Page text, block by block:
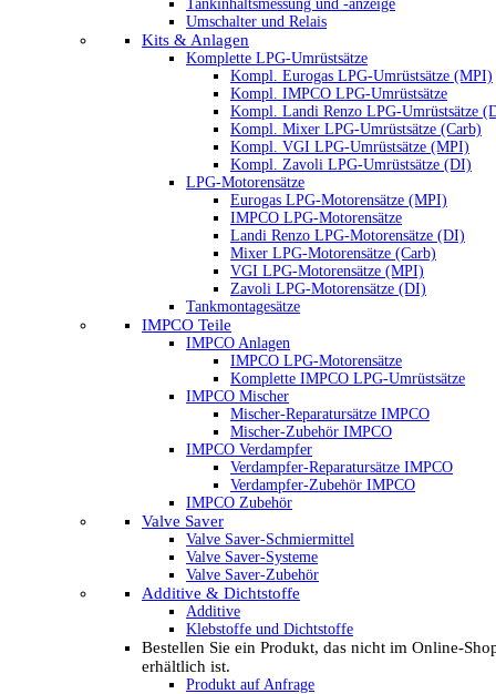
Tankinhaltsmessung und -anzeige
Umschalter und Relais
Kits & Anlagen
Komplette LPG-Umrüstsätze
Kompl. Eurogas LPG-Umrüstsätze (MPI)
Kompl. IMPCO LPG-Umrüstsätze
Kompl. Landi Renzo LPG-Umrüstsätze
Kompl. Mixer LPG-Umrüstsätze (Carb)
Kompl. VGI LPG-Umrüstsätze (MPI)
Kompl. Zavoli LPG-Umrüstsätze (DI)
LPG-Motorensätze
Eurogas LPG-Motorensätze (MPI)
IMPCO LPG-Motorensätze
Landi Renzo LPG-Motorensätze (DI)
Mixer LPG-Motorensätze (Carb)
VGI LPG-Motorensätze (MPI)
Zavoli LPG-Motorensätze (DI)
Tankmontagesätze
IMPCO Teile
IMPCO Anlagen
IMPCO LPG-Motorensätze
Komplette IMPCO LPG-Umrüstsätze
IMPCO Mischer
Mischer-Reparatursätze IMPCO
Mischer-Zubehör IMPCO
IMPCO Verdampfer
Verdampfer-Reparatursätze IMPCO
Verdampfer-Zubehör IMPCO
IMPCO Zubehör
Valve Saver
Valve Saver-Schmiermittel
Valve Saver-Systeme
Valve Saver-Zubehör
Additive & Dichtstoffe
Additive
Klebstoffe und Dichtstoffe
Bestellen Sie ein Produkt, das nicht im Online-
erhältlich ist.
Produkt auf Anfrage